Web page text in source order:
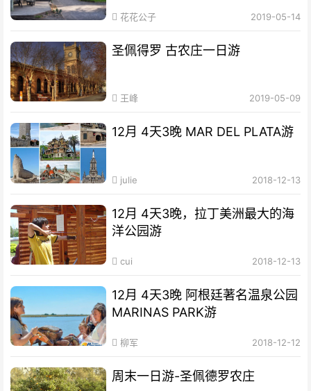
花花公子 2019-05-14
圣佩得罗 古农庄一日游
王峰 2019-05-09
12月 4天3晚 MAR DEL PLATA游
julie 2018-12-13
12月 4天3晚，拉丁美洲最大的海
洋公园游
cui 2018-12-13
12月 4天3晚 阿根廷著名温泉公园
MARINAS PARK游
柳军 2018-12-12
周末一日游-圣佩德罗农庄